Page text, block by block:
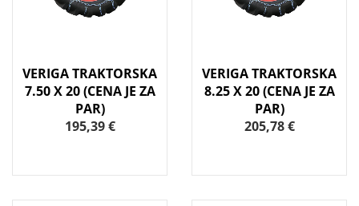
VERIGA TRAKTORSKA
7.50 X 20 (CENA JE ZA
PAR)
195,39 €
VERIGA TRAKTORSKA
8.25 X 20 (CENA JE ZA
PAR)
205,78 €